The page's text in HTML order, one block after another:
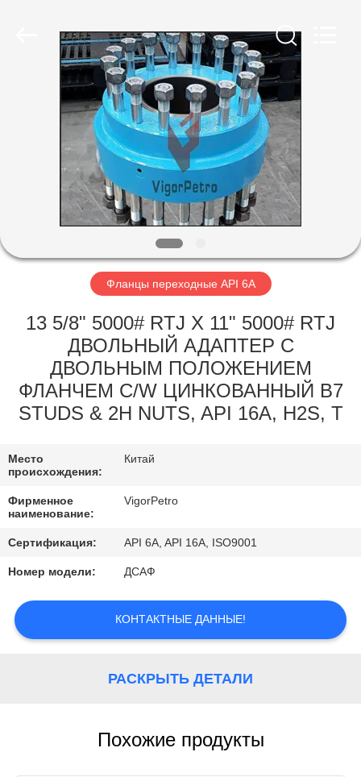
ГЛАВНАЯ
СТРАНИЦА
ПРОДУКЦИЯ
КОМПАНИИ
ФАБРИКА
КОНТРОЛЬ
КАЧЕСТВА
ДАННЫЕ
ОТПРАВИТЬ
ЗАПРОС
КАРТА
САЙТА
Фланцы переходные API 6A
13 5/8" 5000# RTJ X 11" 5000# RTJ
ДВОЛЬНЫЙ АДАПТЕР С
ДВОЛЬНЫМ ПОЛОЖЕНИЕМ
ФЛАНЧЕМ C/W ЦИНКОВАННЫЙ B7
STUDS & 2H NUTS, API 16A, H2S, T
Место
происхождения:
Китай
Фирменное
наименование:
VigorPetro
Сертификация: API 6A, API 16A, ISO9001
Номер модели: ДСАФ
КОНТАКТНЫЕ ДАННЫЕ!
РАСКРЫТЬ ДЕТАЛИ
Похожие продукты